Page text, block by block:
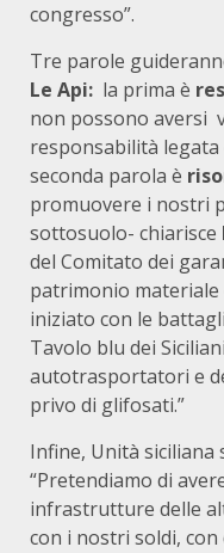
congresso”.
Tre parole
Le Api: la prima è
non possono aversi
responsabilità legata
seconda parola è
promuovere i nostri
sottosuolo- chiarisce
del Comitato dei
patrimonio materiale
iniziato con le
Tavolo blu dei
autotrasportatori e
privo di glifosati.”
Infine, Unità siciliana
“Pretendiamo di
infrastrutture delle
con i nostri soldi, con